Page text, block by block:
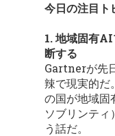
今日の注目ト
1. 地域固有
断する
Gartnerが先
辣で現実的だ
の国が地域
ソブリンティ
う話だ。